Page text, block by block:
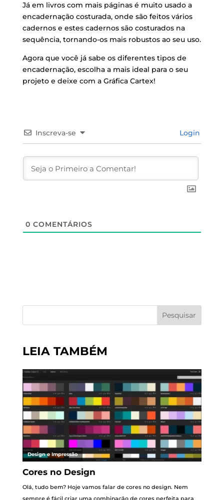
Já em livros com mais páginas é muito usado a
encadernação costurada, onde são feitos vários
cadernos e estes cadernos são costurados na
sequência, tornando-os mais robustos ao seu uso.
Agora que você já sabe os diferentes tipos de
encadernação, escolha a mais ideal para o seu
projeto e deixe com a Gráfica Cartex!
Inscreva-se Login
0 COMENTÁRIOS
Pesquisar
LEIA TAMBÉM